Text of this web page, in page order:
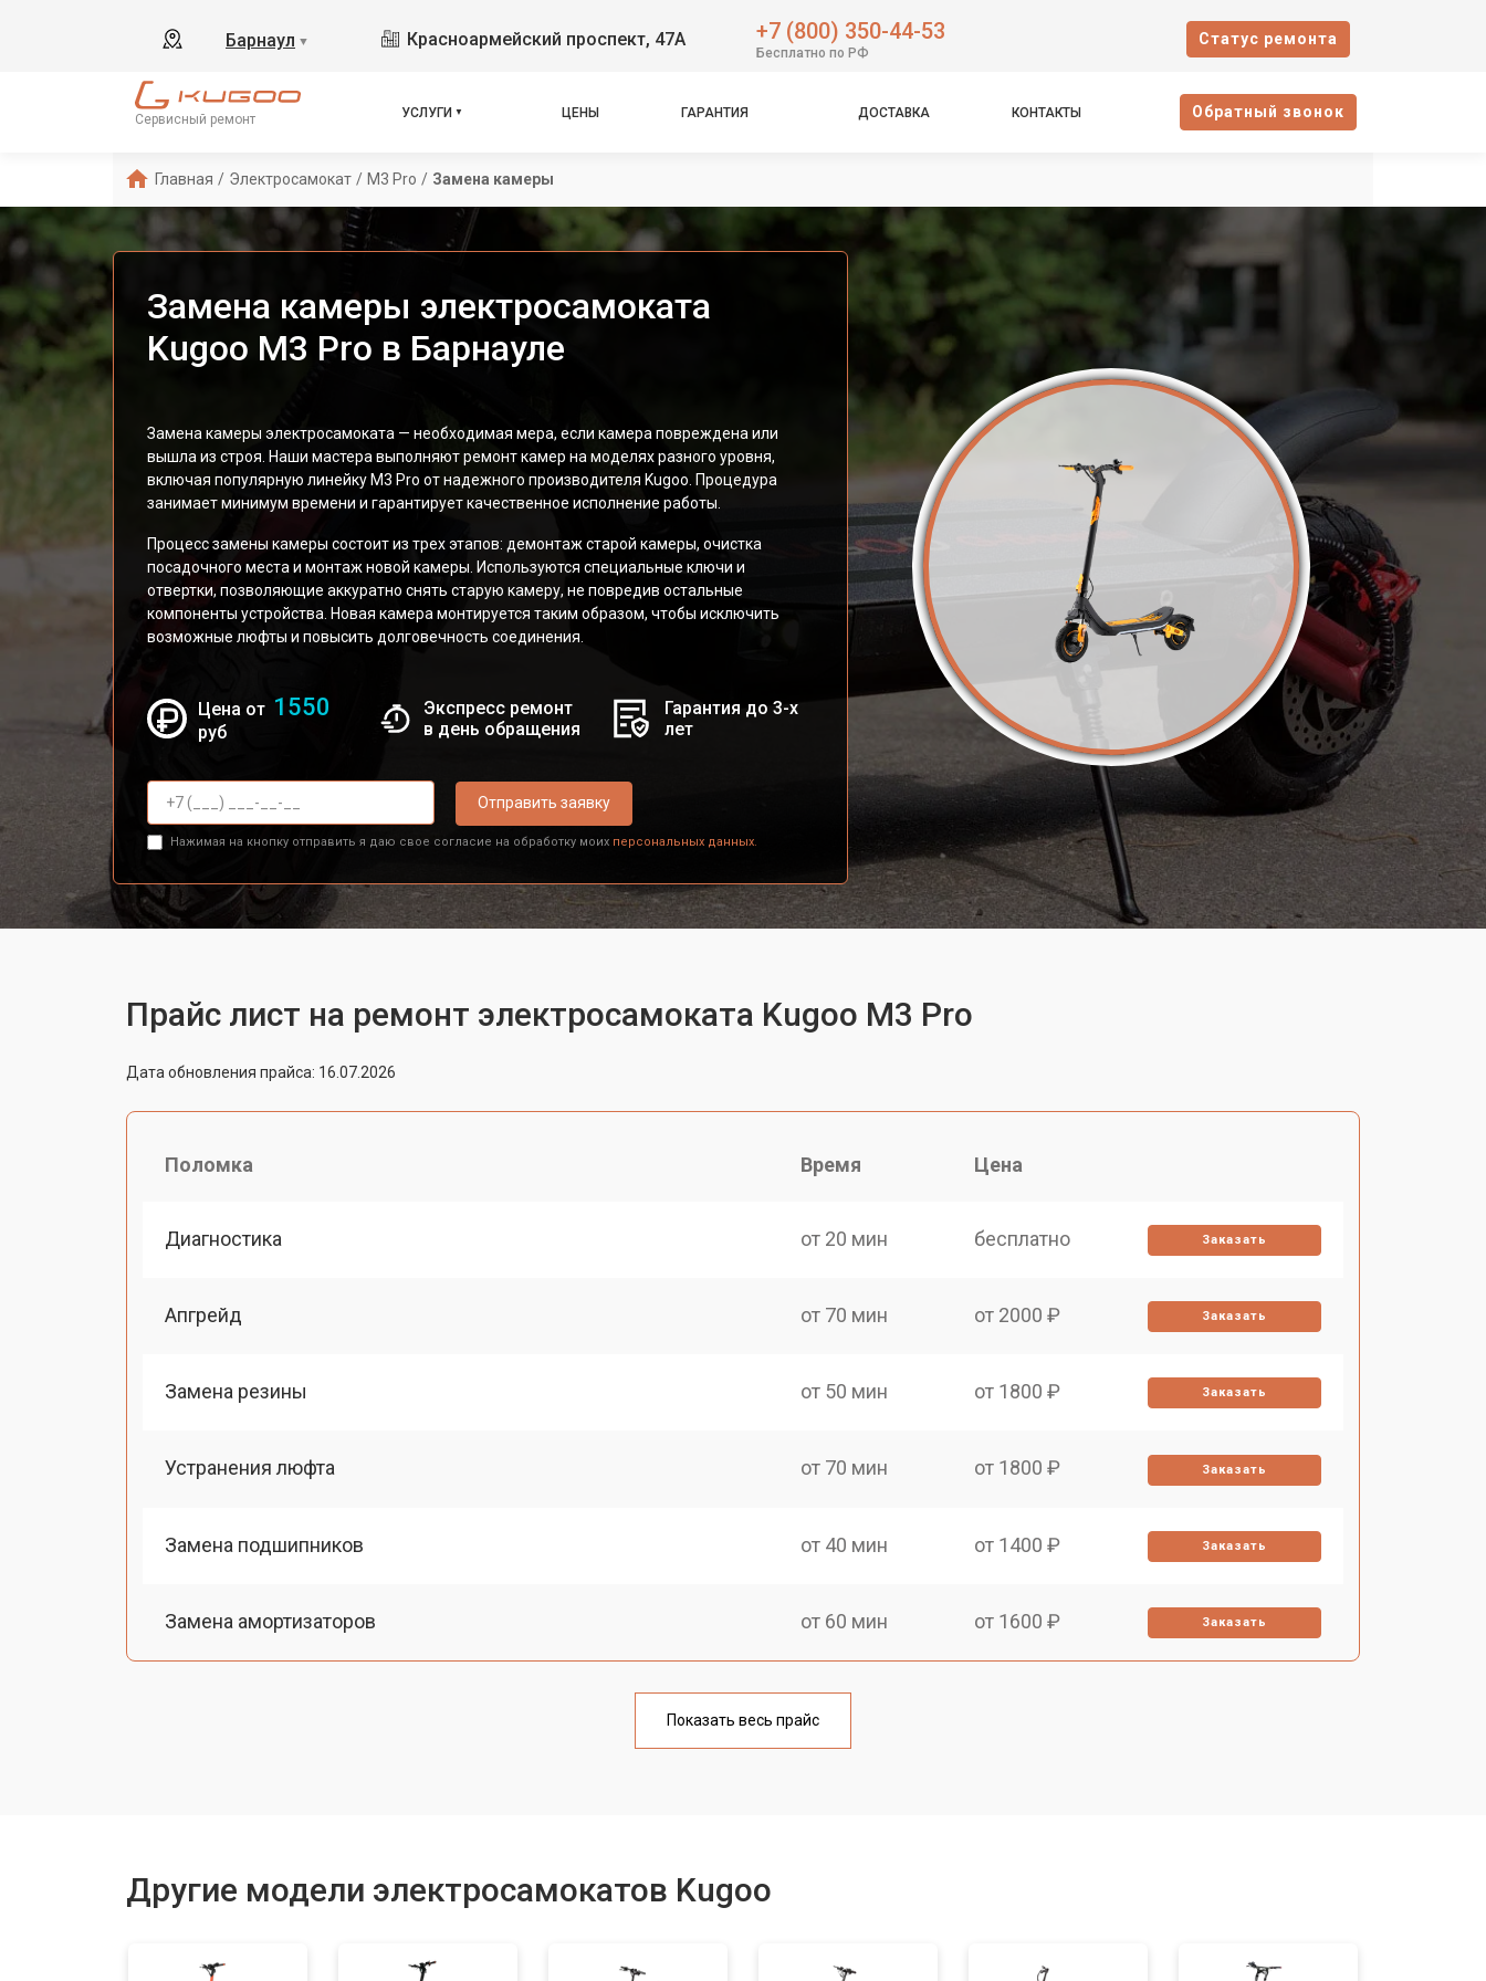
Барнаул ▼ Красноармейский проспект, 47А +7 (800) 350-44-53
Бесплатно по РФ
Cтатус ремонта
Сервисный ремонт УСЛУГИ ЦЕНЫ ГАРАНТИЯ ДОСТАВКА КОНТАКТЫ Oбратный звонок
Главная / Электросамокат / M3 Pro / Замена камеры
Замена камеры электросамоката
Kugoo M3 Pro в Барнауле
Замена камеры электросамоката — необходимая мера, если камера повреждена или
вышла из строя. Наши мастера выполняют ремонт камер на моделях разного уровня,
включая популярную линейку M3 Pro от надежного производителя Kugoo. Процедура
занимает минимум времени и гарантирует качественное исполнение работы.
Процесс замены камеры состоит из трех этапов: демонтаж старой камеры, очистка
посадочного места и монтаж новой камеры. Используются специальные ключи и
отвертки, позволяющие аккуратно снять старую камеру, не повредив остальные
компоненты устройства. Новая камера монтируется таким образом, чтобы исключить
возможные люфты и повысить долговечность соединения.
Цена от 1550
руб
Экспресс ремонт
в день обращения
Гарантия до 3-х
лет
Отправить заявку
Нажимая на кнопку отправить я даю свое согласие на обработку моих персональных данных.
Прайс лист на ремонт электросамоката Kugoo M3 Pro
Дата обновления прайса: 16.07.2026
Поломка Время Цена
Диагностика от 20 мин бесплатно Заказать
Апгрейд от 70 мин от 2000 ₽ Заказать
Замена резины от 50 мин от 1800 ₽ Заказать
Устранения люфта от 70 мин от 1800 ₽ Заказать
Замена подшипников от 40 мин от 1400 ₽ Заказать
Замена амортизаторов от 60 мин от 1600 ₽ Заказать
от 40 мин
Показать весь прайс
Другие модели электросамокатов Kugoo